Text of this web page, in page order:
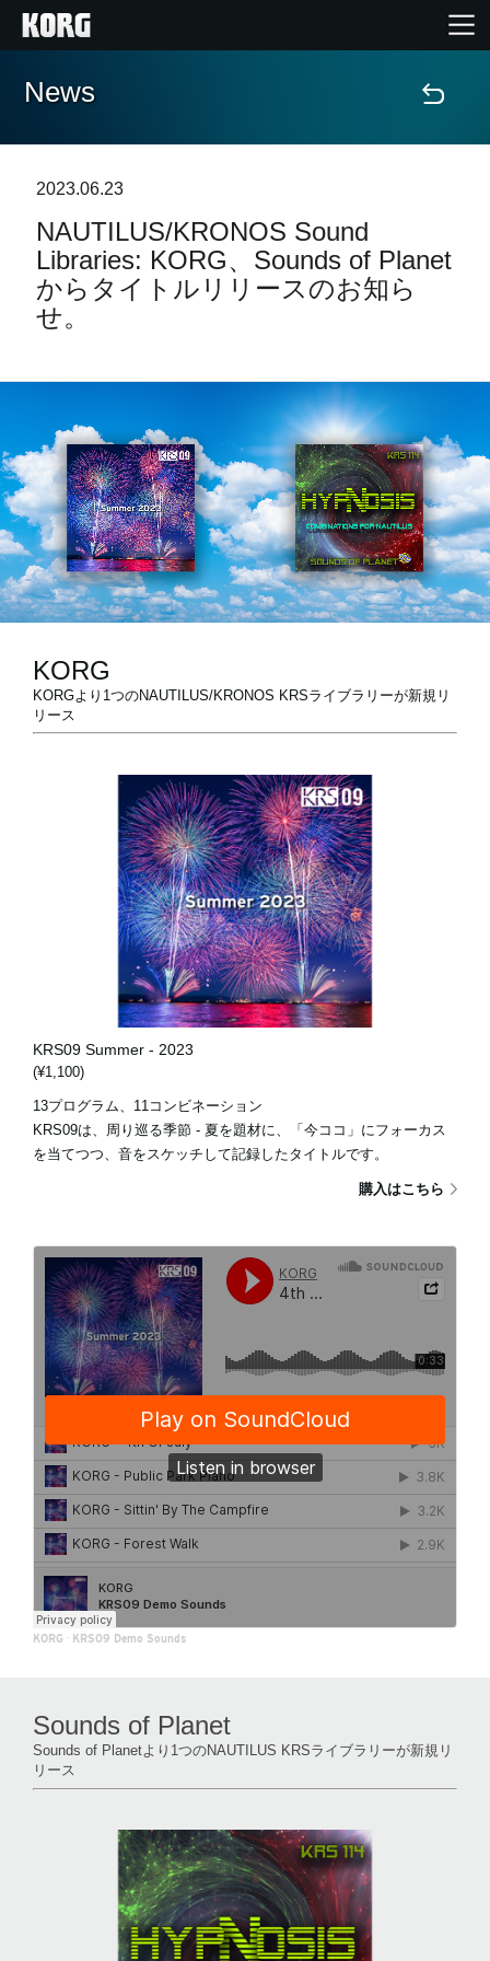
Home
Import Products
Features
Support
Store Locator
News
Location
About KORG
News
2023.06.23
NAUTILUS/KRONOS Sound
Libraries: KORG、Sounds of Planet
からタイトルリリースのお知ら
せ。
KORG
KORGより1つのNAUTILUS/KRONOS KRSライブラリーが新規リ
リース
KRS09 Summer - 2023
(¥1,100)
13プログラム、11コンビネーション
KRS09は、周り巡る季節 - 夏を題材に、「今ココ」にフォーカス
を当てつつ、音をスケッチして記録したタイトルです。
購入はこちら
KORG · KRS09 Demo Sounds
Sounds of Planet
Sounds of Planetより1つのNAUTILUS KRSライブラリーが新規リ
リース